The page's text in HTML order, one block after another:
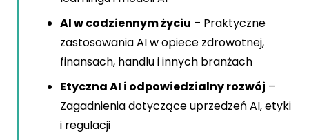
AI w codziennym życiu – Praktyczne
zastosowania AI w opiece zdrowotnej,
finansach, handlu i innych branżach
Etyczna AI i odpowiedzialny rozwój –
Zagadnienia dotyczące uprzedzeń AI, etyki
i regulacji